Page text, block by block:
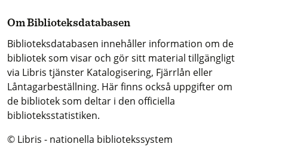
Om Biblioteksdatabasen
Biblioteksdatabasen innehåller information om de
bibliotek som visar och gör sitt material tillgängligt
via Libris tjänster Katalogisering, Fjärrlån eller
Låntagarbeställning. Här finns också uppgifter om
de bibliotek som deltar i den officiella
biblioteksstatistiken.
© Libris - nationella bibliotekssystem